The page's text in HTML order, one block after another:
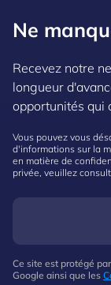
Ne
Recevez notre
longueur
opportunités qui
Vous pouvez vous
d'informations sur la
en matière de
privée, veuillez
Ce site est protégé
Google ainsi que les